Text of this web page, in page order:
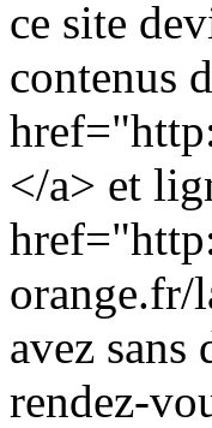
ce site
contenus
</a> et
avez sans
rendez-